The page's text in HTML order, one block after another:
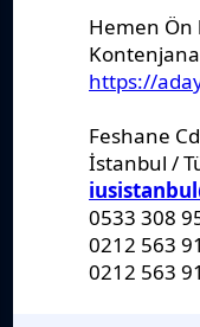
Stratejik Plan
IUS Statüs
Yönetmelikler
Kanunlar
Kararlar